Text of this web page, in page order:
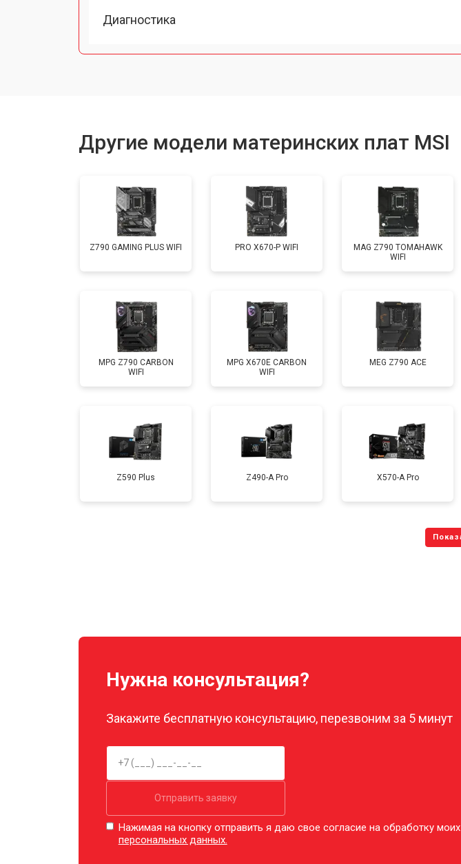
Диагностика
Другие модели материнских плат MSI
Z790 GAMING PLUS WIFI PRO X670-P WIFI
MAG Z790 TOMAHAWK
WIFI
MPG Z790 CARBON
WIFI
MPG X670E CARBON
WIFI
MEG Z790 ACE
Z590 Plus Z490-A Pro X570-A Pro
Нужна консультация?
Закажите бесплатную консультацию, перезвоним за 5 минут
Отправить заявку
Нажимая на кнопку отправить я даю свое согласие на обработку моих
персональных данных.